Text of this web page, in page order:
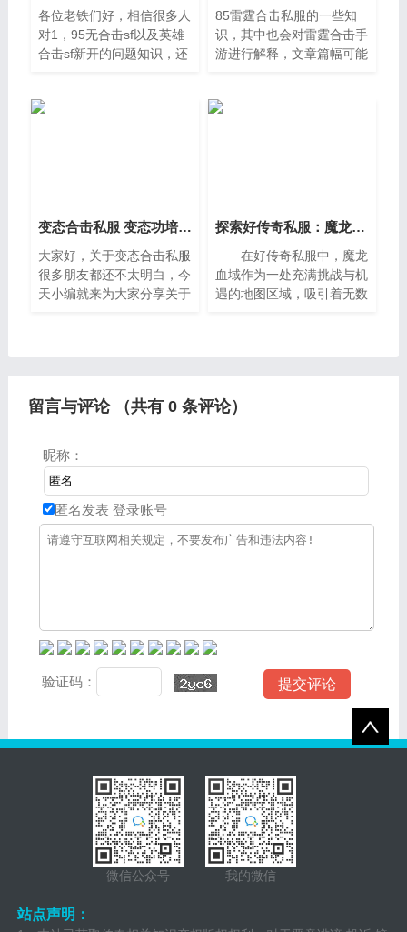
各位老铁们好，相信很多人
对1，95无合击sf以及英雄
合击sf新开的问题知识，还
看吧，95无合击sf都不是特
85雷霆合击私服的一些知
识，其中也会对雷霆合击手
游进行解释，文章篇幅可能
本站，现在就马上开始吧，
变态合击私服 变态功培合击发布网
大家好，关于变态合击私服
很多朋友都还不太明白，今
天小编就来为大家分享关于
探索好传奇私服：魔龙血域行进指南
在好传奇私服中，魔龙
血域作为一处充满挑战与机
遇的地图区域，吸引着无数
留言与评论 （共有 0条评论）
昵称：
匿名发表 登录账号
验证码：
微信公众号 我的微信
站点声明：